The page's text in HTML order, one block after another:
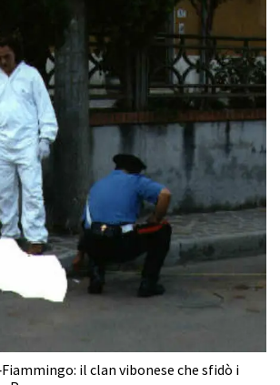
il clan vibonese che sfidò i